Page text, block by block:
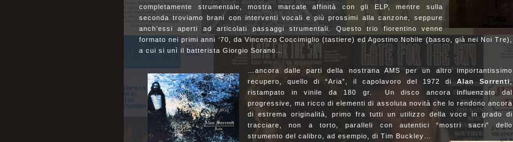
completamente strumentale, mostra marcate affinità con gli ELP, mentre sulla
seconda troviamo brani con interventi vocali e più prossimi alla canzone, seppure
anch’essi aperti ad articolati passaggi strumentali. Questo trio fiorentino venne
formato nei primi anni ‘70, da Vincenzo Coccimiglio (tastiere) ed Agostino Nobile (basso, già nei Noi Tre),
a cui si unì il batterista Giorgio Sorano…
…ancora dalle parti della nostrana AMS per un altro importantissimo
recupero, quello di “Aria”, il capolavoro del 1972 di Alan Sorrenti
ristampato in vinile da 180 gr. Un disco ancora influenzato dal
progressive, ma ricco di elementi di assoluta novità che lo rendono ancora
di estrema originalità, primo fra tutti un utilizzo della voce in grado di
tracciare, non a torto, paralleli con autentici “mostri sacri” dello
strumento del calibro, ad esempio, di Tim Buckley…